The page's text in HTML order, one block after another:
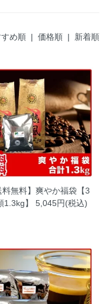
め順| 価格順 | 新着順
料無料】爽やか福袋【3
1.3kg】
5,045円(税込)